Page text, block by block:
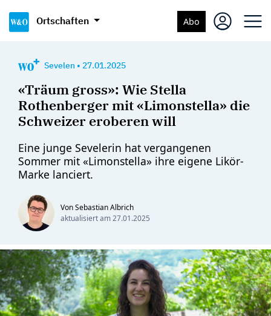
Ortschaften Abo
Sevelen • 27.01.2025
«Träum gross»: Wie Stella
Rothenberger mit «Limonstella» die
Schweizer eroberen will
Eine junge Sevelerin hat vergangenen
Sommer mit «Limonstella» ihre eigene Likör-
Marke lanciert.
Von Sebastian Albrich
aktualisiert am27.01.2025